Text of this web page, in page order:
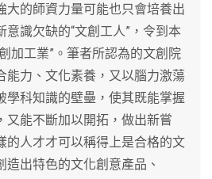
大的師資力量可能也只會培養出
意識欠缺的“文創工人”，令到本
加工業”。筆者所認為的文創院
能力、文化素養，又以腦力激蕩
學科知識的壁壘，使其既能掌握
又能不斷加以開拓，做出新嘗
的人才才可以稱得上是合格的文
出特色的文化創意產品、